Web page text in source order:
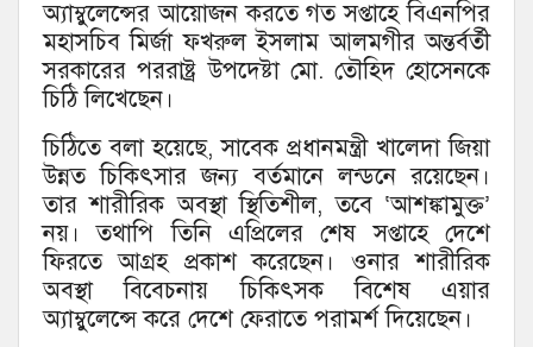
অ্যাম্বুলেন্সের আয়োজন করতে গত সপ্তাহে বিএনপির
মহাসচিব মির্জা ফখরুল ইসলাম আলমগীর অন্তর্বর্তী
সরকারের পররাষ্ট্র উপদেষ্টা মো. তৌহিদ হোসেনকে
চিঠি লিখেছেন।
চিঠিতে বলা হয়েছে, সাবেক প্রধানমন্ত্রী খালেদা জিয়া
উন্নত চিকিৎসার জন্য বর্তমানে লন্ডনে রয়েছেন।
তার শারীরিক অবস্থা স্থিতিশীল, তবে ‘আশঙ্কামুক্ত’
নয়। তথাপি তিনি এপ্রিলের শেষ সপ্তাহে দেশে
ফিরতে আগ্রহ প্রকাশ করেছেন। ওনার শারীরিক
অবস্থা বিবেচনায় চিকিৎসক বিশেষ এয়ার
অ্যাম্বুলেন্সে করে দেশে ফেরাতে পরামর্শ দিয়েছেন।